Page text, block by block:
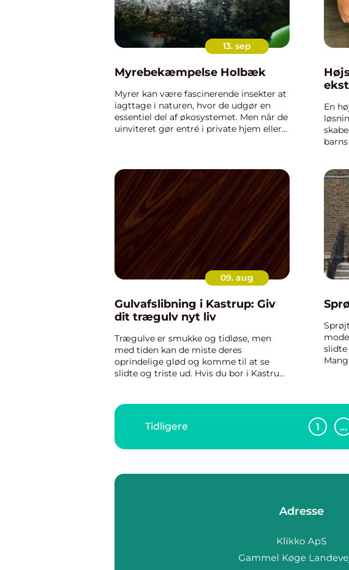
13. sep
Myrebekæmpelse Holbæk
Myrer kan være fascinerende insekter at
iagttage i naturen, hvor de udgør en
essentiel del af økosystemet. Men når de
uinviteret gør entré i private hjem eller
En
09. aug
Gulvafslibning i Kastrup: Giv
dit trægulv nyt liv
Trægulve er smukke og tidløse, men
med tiden kan de miste deres
oprindelige glød og komme til at se
slidte og triste ud. Hvis du bor i Kastrup
renoverede...
Tidligere 1 …
Adresse